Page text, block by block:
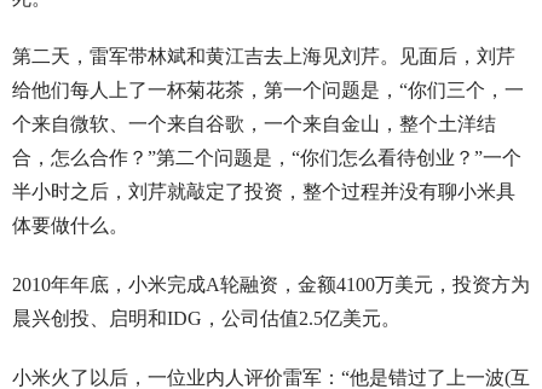
第二天，雷军带林斌和黄江吉去上海见刘芹。见面后，刘芹
给他们每人上了一杯菊花茶，第一个问题是，“你们三个，一
个来自微软、一个来自谷歌，一个来自金山，整个土洋结
合，怎么合作？”第二个问题是，“你们怎么看待创业？”一个
半小时之后，刘芹就敲定了投资，整个过程并没有聊小米具
体要做什么。
2010年年底，小米完成A轮融资，金额4100万美元，投资方为
晨兴创投、启明和IDG，公司估值2.5亿美元。
小米火了以后，一位业内人评价雷军：“他是错过了上一波(互